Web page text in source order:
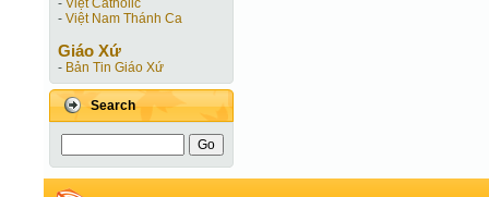
- Việt Catholic
- Việt Nam Thánh Ca
Giáo Xứ
- Bản Tin Giáo Xứ
Search